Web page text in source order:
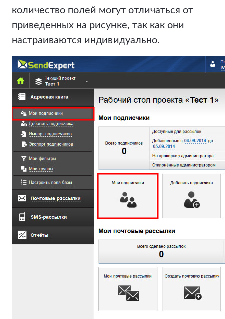
количество полей могут отличаться от
приведенных на рисунке, так как они
настраиваются индивидуально.